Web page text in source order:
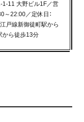
1-11 大野ビル1F／営
～22:00／定休日：
戸線新御徒町駅から
から徒歩13分